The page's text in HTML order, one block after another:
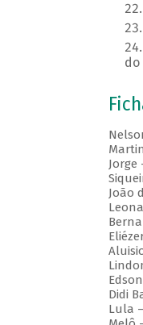
do
Jorge
João
Didi
Lula